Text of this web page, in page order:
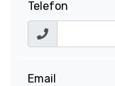
Telefon
Email